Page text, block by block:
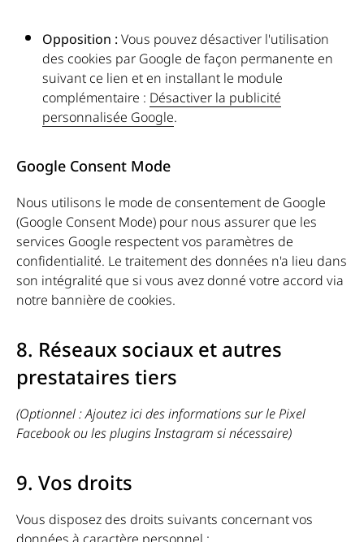
Opposition : Vous pouvez désactiver l'utilisation
des cookies par Google de façon permanente en
suivant ce lien et en installant le module
complémentaire : Désactiver la publicité
personnalisée Google.
Google Consent Mode
Nous utilisons le mode de consentement de Google
(Google Consent Mode) pour nous assurer que les
services Google respectent vos paramètres de
confidentialité. Le traitement des données n'a lieu dans
son intégralité que si vous avez donné votre accord via
notre bannière de cookies.
8. Réseaux sociaux et autres
prestataires tiers
(Optionnel : Ajoutez ici des informations sur le Pixel
Facebook ou les plugins Instagram si nécessaire)
9. Vos droits
Vous disposez des droits suivants concernant vos